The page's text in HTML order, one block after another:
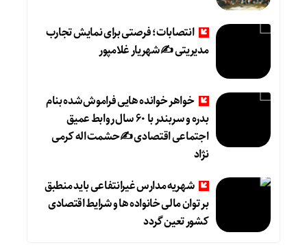
انتصابات؛ فرصتی برای نمایش تجارب
مدیریتی ✍ شهریار غلامپور
خواهر خوانده هایی فراموش شده بنام
بدره و سربندر با ۶۰ سال روابط عمیق
اجتماعی اقتصادی ✍حشمت اله کرمی
نژاد
شهریه مدارس غیرانتفاعی باید منطبق
بر توان مالی خانواده ها و شرایط اقتصادی
کشور تعین گردد